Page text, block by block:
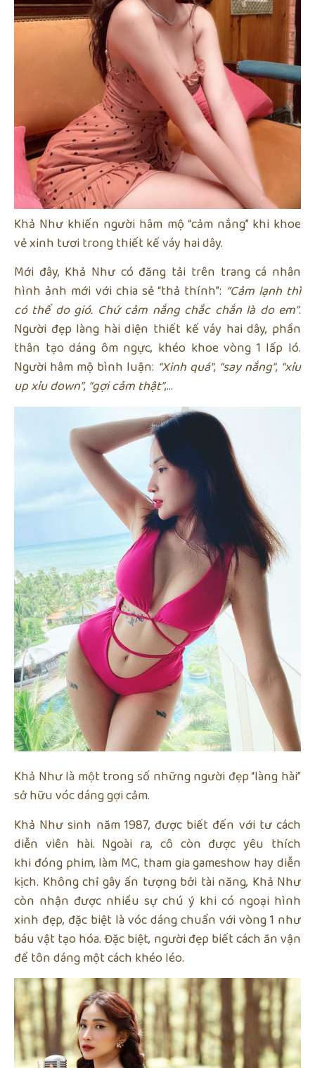
Khả Như khiến người hâm mộ “cảm nắng” khi khoe
vẻ xinh tươi trong thiết kế váy hai dây.
Mới đây, Khả Như có đăng tải trên trang cá nhân
hình ảnh mới với chia sẻ “thả thính”: “Cảm lạnh thì
có thể do gió. Chứ cảm nắng chắc chắn là do em”.
Người đẹp làng hài diện thiết kế váy hai dây, phần
thân tạo dáng ôm ngực, khéo khoe vòng 1 lấp ló.
Người hâm mộ bình luận: “Xinh quá”, “say nắng”, “xỉu
up xỉu down”, “gợi cảm thật”,…
Khả Như là một trong số những người đẹp “làng hài”
sở hữu vóc dáng gợi cảm.
Khả Như sinh năm 1987, được biết đến với tư cách
diễn viên hài. Ngoài ra, cô còn được yêu thích
khi đóng phim, làm MC, tham gia gameshow hay diễn
kịch. Không chỉ gây ấn tượng bởi tài năng, Khả Như
còn nhận được nhiều sự chú ý khi có ngoại hình
xinh đẹp, đặc biệt là vóc dáng chuẩn với vòng 1 như
báu vật tạo hóa. Đặc biệt, người đẹp biết cách ăn vận
để tôn dáng một cách khéo léo.